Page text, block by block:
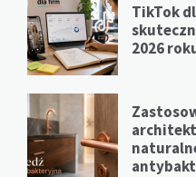
TikTok
2026